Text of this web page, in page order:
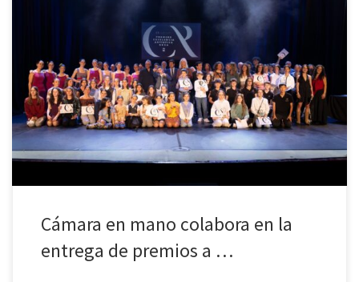
Dos miembros de la Asociación (Juan Antonio Muñoz
@juandelacanada y Juan Luis Rodríguez @ruiz.de.diego) han
participado dando soporte a la entrega de premios a la
excelencia artística en el auditorio […]
Cámara en mano colabora en la
entrega de premios a …